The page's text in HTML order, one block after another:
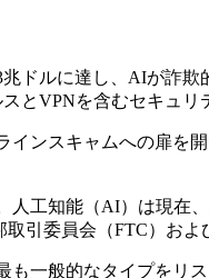
ドルに達し、AIが詐
とVPNを含むセキュリ
ンスキャムへの扉
工知能（AI）は現在
引委員会（FTC）およ
一般的なタイプをリ